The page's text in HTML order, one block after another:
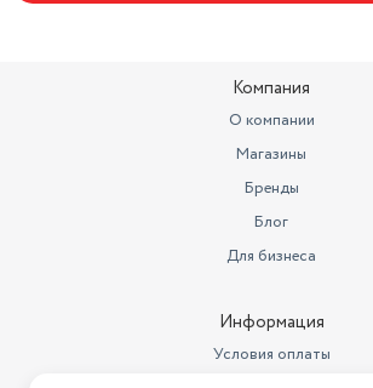
Компания
О компании
Магазины
Бренды
Блог
Для бизнеса
Информация
Условия оплаты